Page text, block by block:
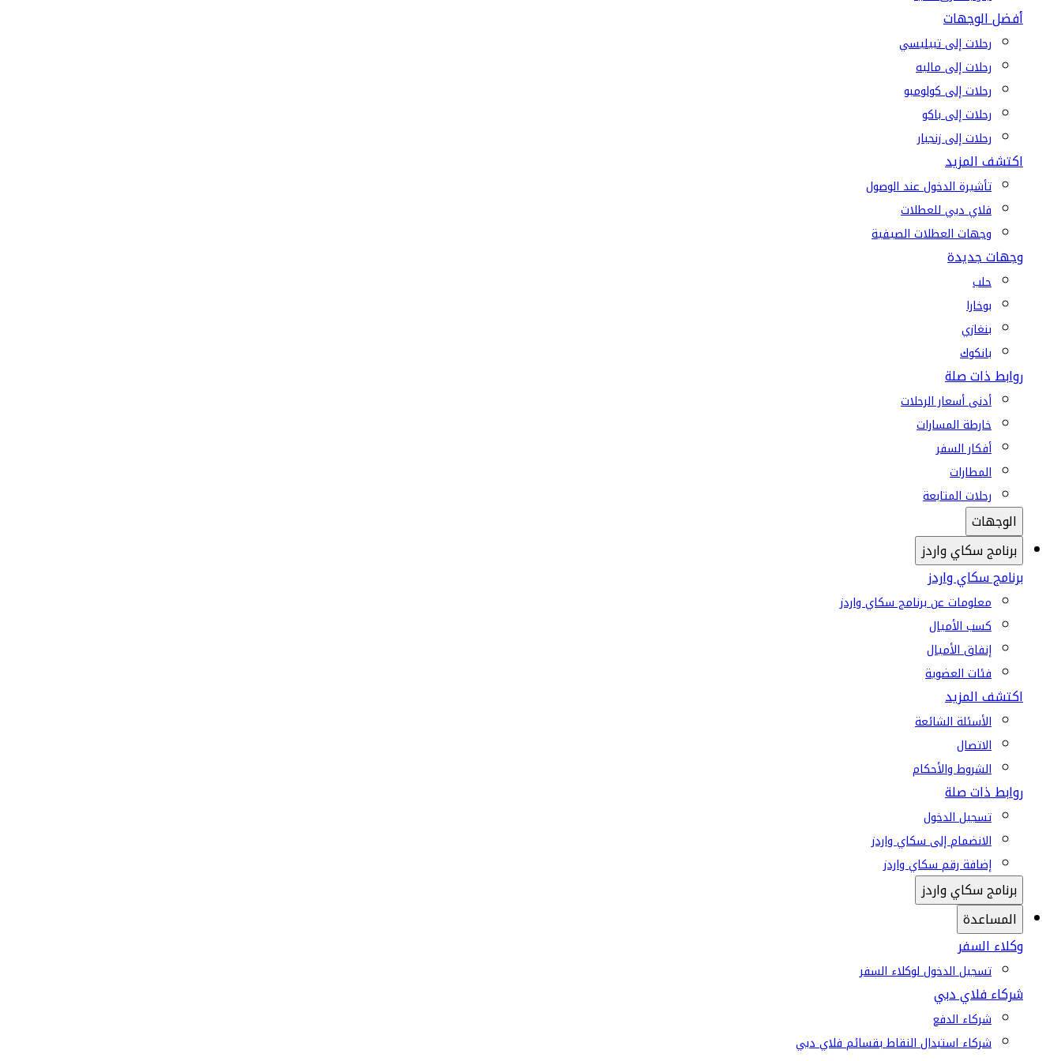
أفضل الوجهات
رحلات إلى تبيليسي
رحلات إلى ماليه
رحلات إلى كولومبو
رحلات إلى باكو
رحلات إلى زنجبار
اكتشف المزيد
تأشيرة الدخول عند الوصول
فلاي دبي للعطلات
وجهات العطلات الصيفية
وجهات جديدة
حلب
بوخارا
بنغازي
بانكوك
روابط ذات صلة
أدنى أسعار الرحلات
خارطة المسارات
أفكار السفر
المطارات
رحلات المتابعة
الوجهات
برنامج سكاي واردز
برنامج سكاي واردز
معلومات عن برنامج سكاي واردز
كسب الأميال
إنفاق الأميال
فئات العضوية
اكتشف المزيد
الأسئلة الشائعة
الاتصال
الشروط والأحكام
روابط ذات صلة
تسجيل الدخول
الانضمام إلى سكاي واردز
إضافة رقم سكاي واردز
برنامج سكاي واردز
المساعدة
وكلاء السفر
تسجيل الدخول لوكلاء السفر
شركاء فلاي دبي
شركاء الدفع
شركاء استبدال النقاط بقسائم فلاي دبي